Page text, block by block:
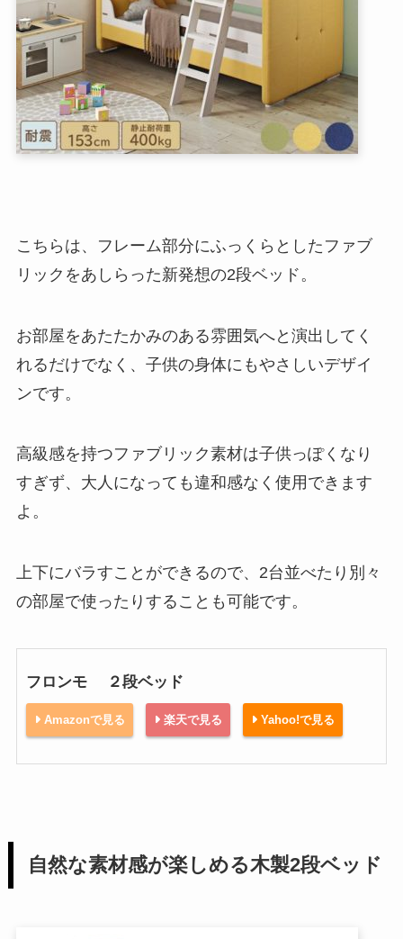
こちらは、フレーム部分にふっくらとしたファブ
リックをあしらった新発想の2段ベッド。
お部屋をあたたかみのある雰囲気へと演出してく
れるだけでなく、子供の身体にもやさしいデザイ
ンです。
高級感を持つファブリック素材は子供っぽくなり
すぎず、大人になっても違和感なく使用できます
よ。
上下にバラすことができるので、2台並べたり別々
の部屋で使ったりすることも可能です。
フロンモ ２段ベッド
Amazonで見る 楽天で見る Yahoo!で見る
自然な素材感が楽しめる木製2段ベッド